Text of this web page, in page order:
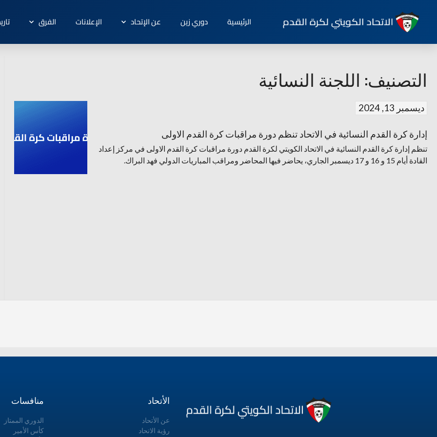
الرئيسية دوري زين عن الإتحاد الإعلانات الفرق
التصنيف: اللجنة النسائية
ديسمبر 13, 2024
إدارة كرة القدم النسائية في الاتحاد تنظم دورة مراقبات كرة القدم الاولى
تنظم إدارة كرة القدم النسائية في الاتحاد الكويتي لكرة القدم دورة مراقبات كرة القدم الاولى في مركز إعداد
القادة أيام 15 و 16 و 17 ديسمبر الجاري، يحاضر فيها المحاضر ومراقب المباريات الدولي فهد البراك.
الأتحاد
عن الأتحاد
رؤية الاتحاد
منافسات
الدوري الممتاز
كأس الأمير